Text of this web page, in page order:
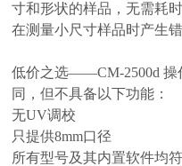
寸和形状的样品，无需耗
在测量小尺寸样品时产生错
低价之选——CM-2500d 操
同，但不具备以下功能：
无UV调校
只提供8mm口径
所有型号及其内置软件均